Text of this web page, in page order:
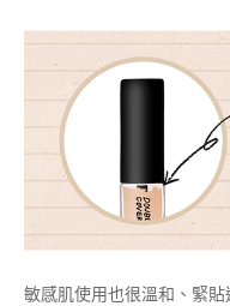
敏感肌使用也很溫和、緊